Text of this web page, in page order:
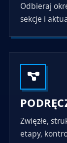
Odbieraj
sekcje i
Zwięzłe,
etapy,